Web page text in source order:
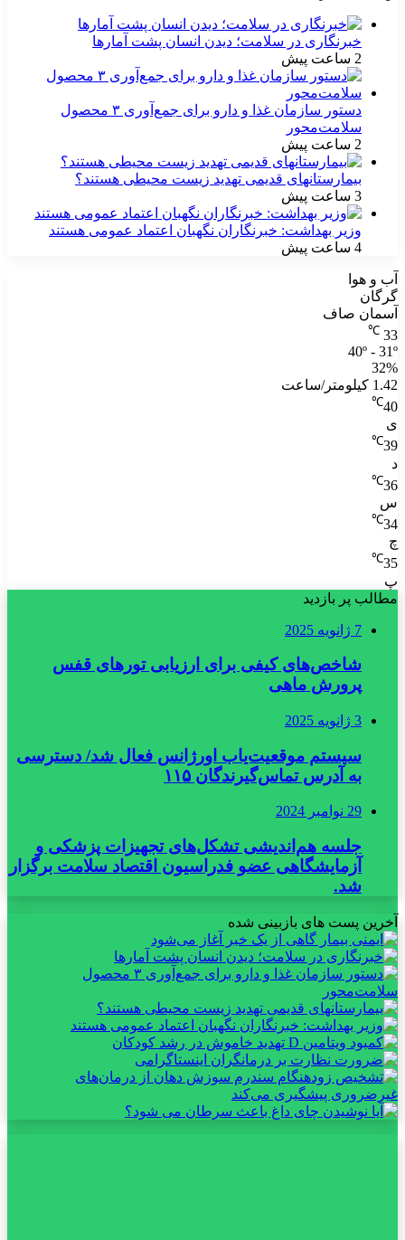
خبرنگاری در سلامت؛ دیدن انسان پشت آمارها
2 ساعت پیش
دستور سازمان غذا و دارو برای جمع‌آوری ۳ محصول
سلامت‌محور
2 ساعت پیش
بیمارستانهای قدیمی تهدید زیست محیطی هستند؟
3 ساعت پیش
وزیر بهداشت: خبرنگاران نگهبان اعتماد عمومی هستند
4 ساعت پیش
آب و هوا
گرگان
آسمان صاف
33
℃
40º - 31º
32%
1.42 کیلومتر/ساعت
40
℃
ی
39
℃
د
36
℃
س
34
℃
چ
35
℃
پ
مطالب پر بازدید
7 ژانویه 2025
شاخص‌های کیفی برای ارزیابی تورهای قفس
پرورش ماهی
3 ژانویه 2025
سیستم موقعیت‌یاب اورژانس فعال شد/ دسترسی
به آدرس تماس‌گیرندگان ۱۱۵
29 نوامبر 2024
جلسه هم‌اندیشی تشکل‌های تجهیزات پزشکی و
آزمایشگاهی عضو فدراسیون اقتصاد سلامت برگزار
شد.
آخرین پست های بازبینی شده